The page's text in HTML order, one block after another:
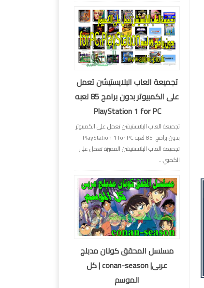
تجميعة العاب البلايستيشن تعمل
على الكمبيوتر بدون برامج 85 لعبه
PlayStation 1 for PC
تجميعة العاب البلايستيشن تعمل على الكمبيوتر
بدون برامج 85 لعبه PlayStation 1 for PC
تجميعة العاب البلايستيشن المميزة تعمل على
الكمبي...
مسلسل المحقق كونان مدبلج
عربى| conan-season | كل
الموسم